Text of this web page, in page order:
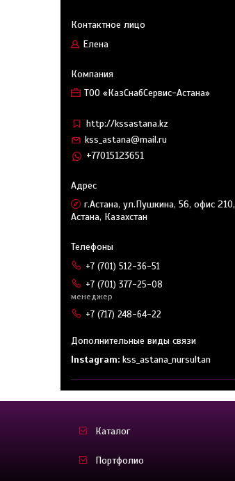
Елена
ТОО «КазСнабСервис-Астана»
http://kssastana.kz
kss_astana@mail.ru
+77015123651
г.Астана, ул.Пушкина, 56, офис 210,
Астана, Казахстан
+7 (701) 512-36-51
+7 (701) 377-25-08
менеджер
+7 (717) 248-64-22
Instagram kss_astana_nursultan
Каталог
Портфолио